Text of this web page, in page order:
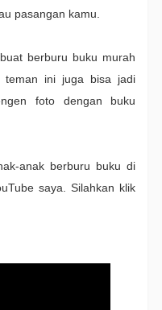
pasangan kamu.
berburu buku murah
teman ini juga bisa jadi
foto dengan buku
anak berburu buku di
saya. Silahkan klik